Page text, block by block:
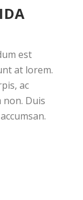
est
at lorem.
ac
Duis